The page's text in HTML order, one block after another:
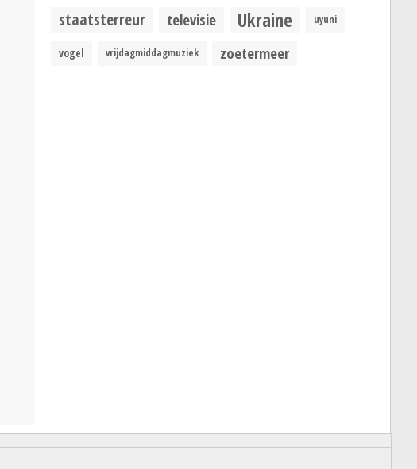
staatsterreur televisie Ukraine uyuni
vogel vrijdagmiddagmuziek zoetermeer